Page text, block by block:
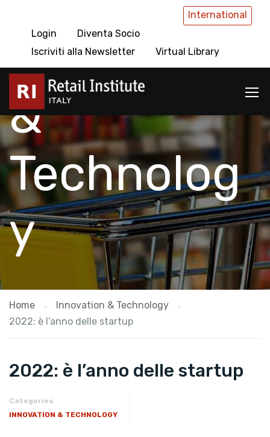
International
Login
Diventa Socio
Iscriviti alla Newsletter
Virtual Library
Innovation
&
Technolog
y
Home
Innovation & Technology
2022: è l’anno delle startup
2022: è l’anno delle startup
Categories
INNOVATION & TECHNOLOGY